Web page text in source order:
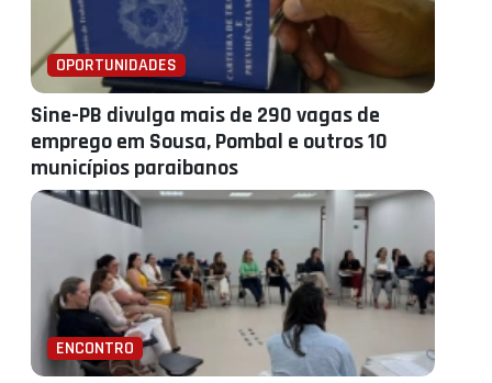
OPORTUNIDADES
Sine-PB divulga mais de 290 vagas de
emprego em Sousa, Pombal e outros 10
municípios paraibanos
ENCONTRO